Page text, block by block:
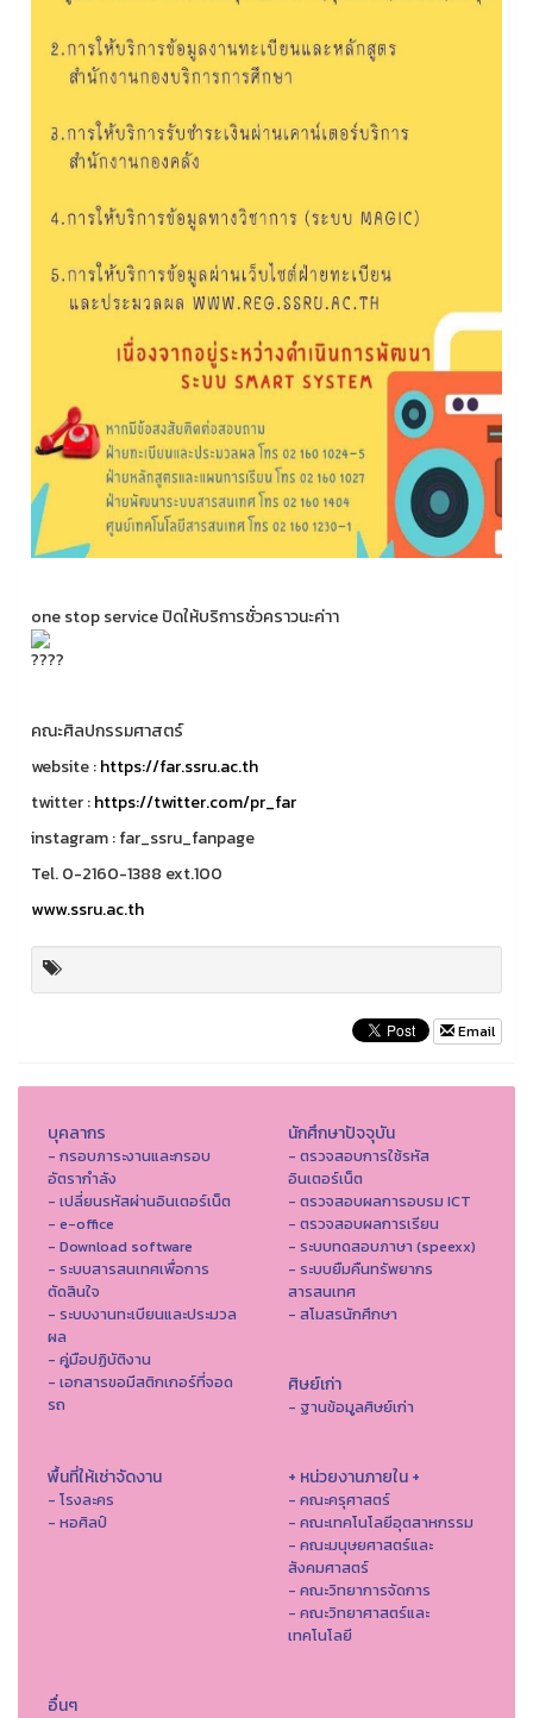
one stop service ปิดให้บริการชั่วคราวนะค่าา
คณะศิลปกรรมศาสตร์
website :https://far.ssru.ac.th
twitter :https://twitter.com/pr_far
instagram : far_ssru_fanpage
Tel. 0-2160-1388 ext.100
www.ssru.ac.th
Email
บุคลากร
- กรอบภาระงานและกรอบ
อัตรากำลัง
- เปลี่ยนรหัสผ่านอินเตอร์เน็ต
- e-office
- Download software
- ระบบสารสนเทศเพื่อการ
ตัดสินใจ
- ระบบงานทะเบียนและประมวล
ผล
- คู่มือปฏิบัติงาน
- เอกสารขอมีสติกเกอร์ที่จอด
รถ
นักศึกษาปัจจุบัน
- ตรวจสอบการใช้รหัส
อินเตอร์เน็ต
- ตรวจสอบผลการอบรม ICT
- ตรวจสอบผลการเรียน
- ระบบทดสอบภาษา (speexx)
- ระบบยืมคืนทรัพยากร
สารสนเทศ
- สโมสรนักศึกษา
ศิษย์เก่า
- ฐานข้อมูลศิษย์เก่า
พื้นที่ให้เช่าจัดงาน
- โรงละคร
- หอศิลป์
+ หน่วยงานภายใน +
- คณะครุศาสตร์
- คณะเทคโนโลยีอุตสาหกรรม
- คณะมนุษยศาสตร์และ
สังคมศาสตร์
- คณะวิทยาการจัดการ
- คณะวิทยาศาสตร์และ
เทคโนโลยี
อื่นๆ